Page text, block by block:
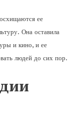
ее
Она оставила
и кино, и ее
людей до сих пор.